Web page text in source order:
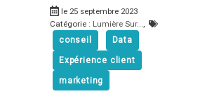
le 25 septembre 2023
Catégorie : Lumière Sur...
conseil
Data
Expérience client
marketing